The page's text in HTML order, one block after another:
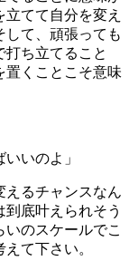
てて自分を変え
して、頑張っても
ち立てること
置くことこそ意味
いのよ」
えるチャンスなん
底叶えられそう
のスケールでこ
て下さい。